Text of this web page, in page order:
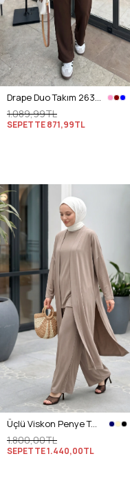
Drape Duo Takım 263006 - KOYU KAHVE
1.089,99TL
SEPETTE871,99TL
Üçlü Viskon Penye Takım 13205 - VİZON
1.800,00TL
SEPETTE1.440,00TL